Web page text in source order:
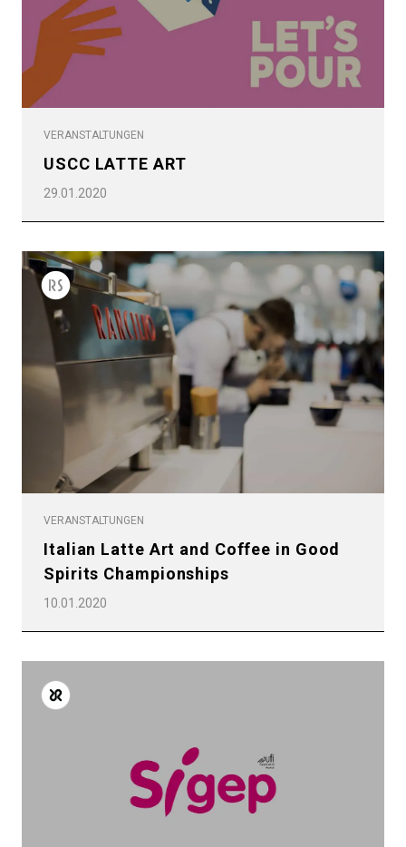
VERANSTALTUNGEN
USCC LATTE ART
29.01.2020
VERANSTALTUNGEN
Italian Latte Art and Coffee in Good
Spirits Championships
10.01.2020
Produkte
Nachrichten
Herunterladen